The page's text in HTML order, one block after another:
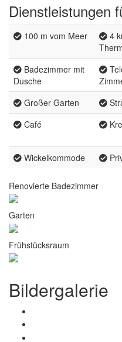
Dienstleistungen
100 m vom Meer
4
Badezimmer mit
Dusche
Großer Garten
Café
Wickelkommode
Renovierte Badezimmer
Garten
Frühstücksraum
Bildergalerie